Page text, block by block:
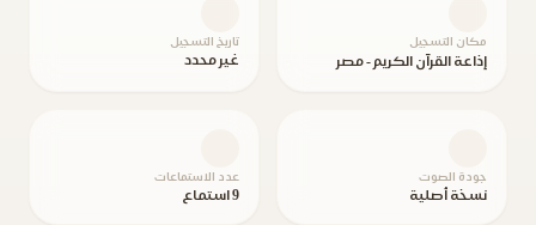
مكان التسجيل
إذاعة القرآن الكريم - مصر
تاريخ التسجيل
غير محدد
جودة الصوت
نسخة أصلية
عدد الاستماعات
9 استماع